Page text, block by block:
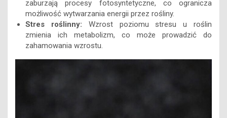
zaburzają procesy fotosyntetyczne, co ogranicza
możliwość wytwarzania energii przez rośliny.
Stres roślinny: Wzrost poziomu stresu u roślin
zmienia ich metabolizm, co może prowadzić do
zahamowania wzrostu.